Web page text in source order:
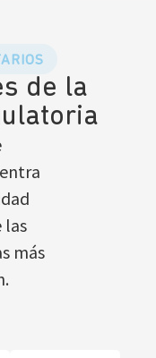
de la
las
más